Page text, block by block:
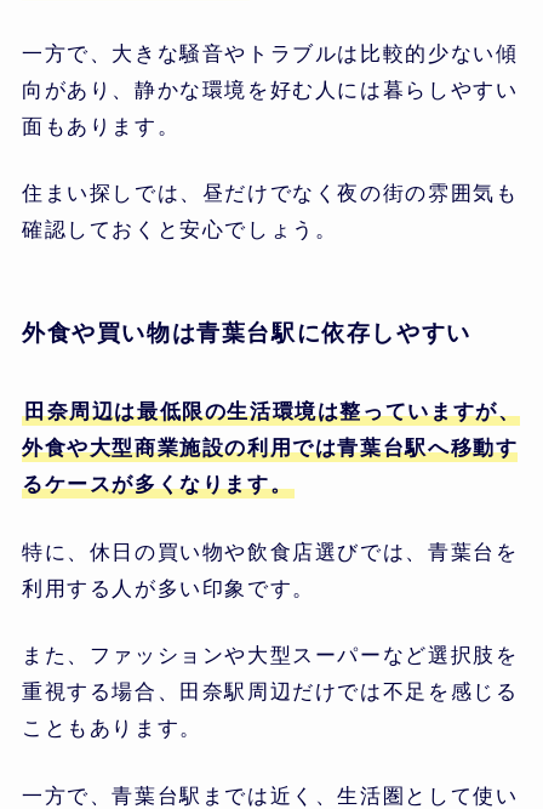
一方で、大きな騒音やトラブルは比較的少ない傾
向があり、静かな環境を好む人には暮らしやすい
面もあります。
住まい探しでは、昼だけでなく夜の街の雰囲気も
確認しておくと安心でしょう。
外食や買い物は青葉台駅に依存しやすい
田奈周辺は最低限の生活環境は整っていますが、
外食や大型商業施設の利用では青葉台駅へ移動す
るケースが多くなります。
特に、休日の買い物や飲食店選びでは、青葉台を
利用する人が多い印象です。
また、ファッションや大型スーパーなど選択肢を
重視する場合、田奈駅周辺だけでは不足を感じる
こともあります。
一方で、青葉台駅までは近く、生活圏として使い